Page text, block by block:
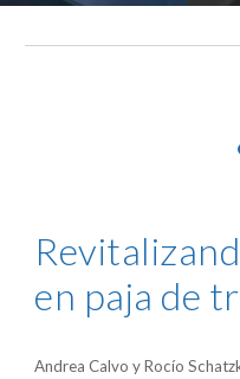
en paja de
Andrea Calvo y Rocío